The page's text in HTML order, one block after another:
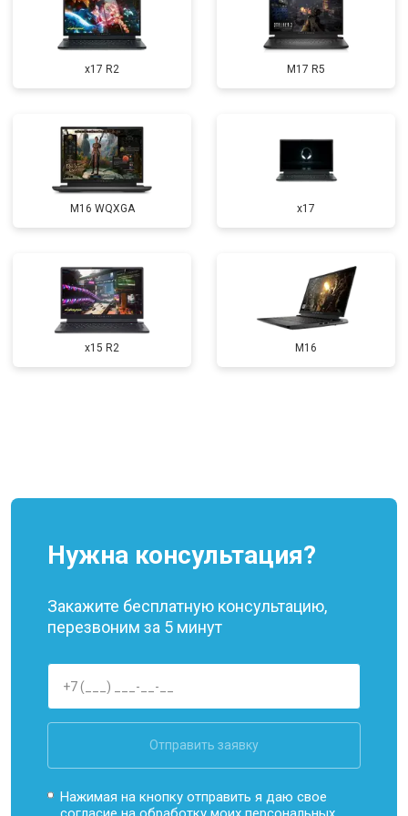
Замена оперативной памяти от 1100 ₽ Заказать
Прошивка BIOS от 1500 ₽ Заказать
Замена северного моста от 3500 ₽
x17 R2 M17 R5
M16 WQXGA x17
x15 R2 M16
Нужна консультация?
Закажите бесплатную консультацию,
перезвоним за 5 минут
Отправить заявку
Нажимая на кнопку отправить я даю свое